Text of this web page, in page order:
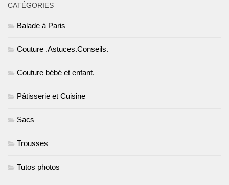
CATÉGORIES
Balade à Paris
Couture .Astuces.Conseils.
Couture bébé et enfant.
Pâtisserie et Cuisine
Sacs
Trousses
Tutos photos